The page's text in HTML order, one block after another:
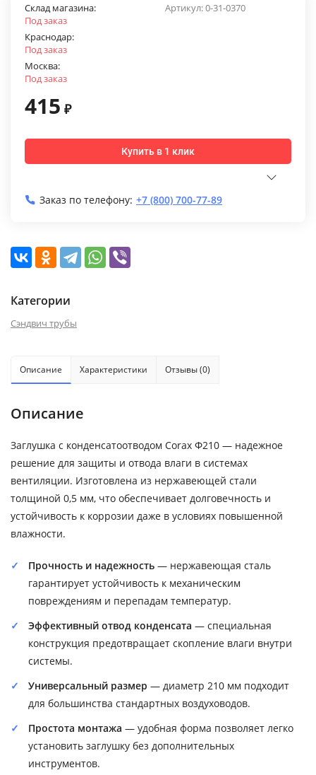
Артикул:0-31-0370
Склад магазина:
Под заказ
Краснодар:
Под заказ
Москва:
Под заказ
415 ₽
Купить в 1 клик
Заказ по телефону: +7 (800) 700-77-89
Категории
Сэндвич трубы
Описание Характеристики Отзывы (0)
Описание
Заглушка с конденсатоотводом Corax Ф210 — надежное
решение для защиты и отвода влаги в системах
вентиляции. Изготовлена из нержавеющей стали
толщиной 0,5 мм, что обеспечивает долговечность и
устойчивость к коррозии даже в условиях повышенной
влажности.
Прочность и надежность — нержавеющая сталь
гарантирует устойчивость к механическим
повреждениям и перепадам температур.
Эффективный отвод конденсата — специальная
конструкция предотвращает скопление влаги внутри
системы.
Универсальный размер — диаметр 210 мм подходит
для большинства стандартных воздуховодов.
Простота монтажа — удобная форма позволяет легко
установить заглушку без дополнительных
инструментов.